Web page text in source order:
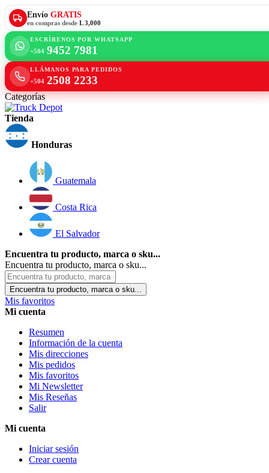
Envío GRATIS
en compras desde L 3,000
ESCRÍBENOS POR WHATSAPP
+504 9452 7981
LLÁMANOS PARA PEDIDOS
+504 2508 2233
Categorías
Tienda
Honduras
Guatemala
Costa Rica
El Salvador
Encuentra tu producto, marca o sku...
Encuentra tu producto, marca o sku...
Encuentra tu producto, marca o sku...
Mis favoritos
Mi cuenta
Resumen
Información de la cuenta
Mis direcciones
Mis pedidos
Mis favoritos
Mi Newsletter
Mis Reseñas
Salir
Mi cuenta
Iniciar sesión
Crear cuenta